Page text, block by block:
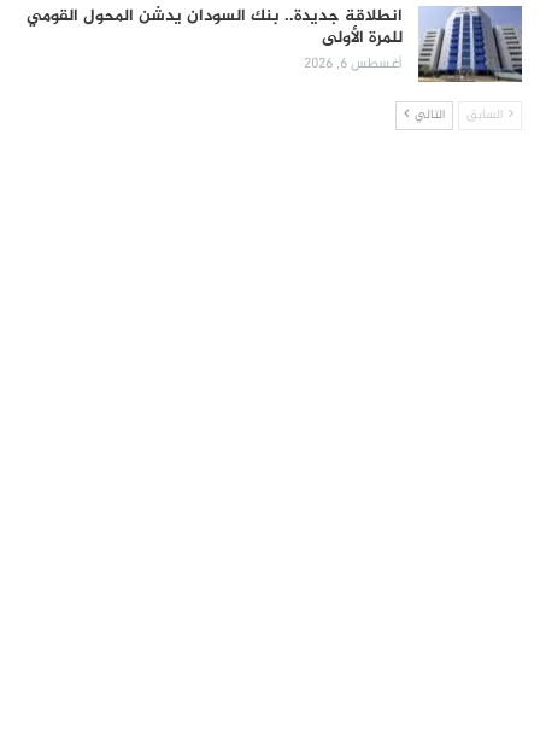
انطلاقة جديدة.. بنك السودان يدشن المحول القومي
للمرة الأولى
أغسطس 6, 2026
السابق التالي